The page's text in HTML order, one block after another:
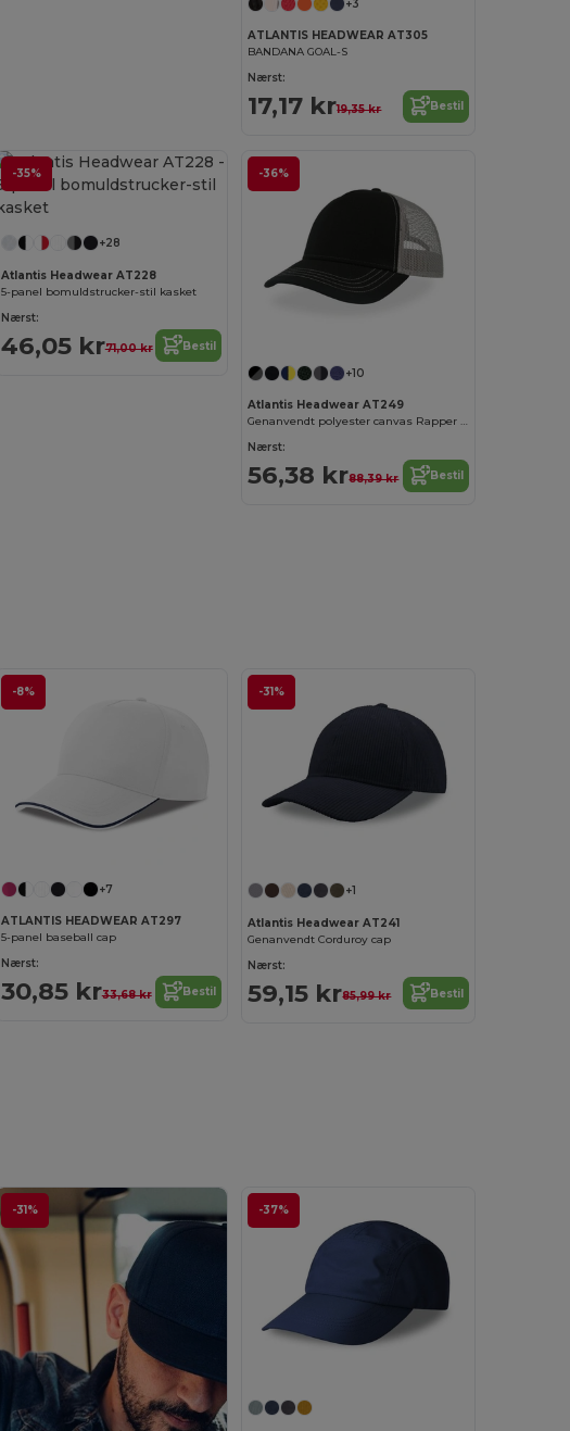
+3
ATLANTIS HEADWEAR AT305
BANDANA GOAL-S
Nærst:
17,17 kr19,35 kr Bestil
-35%
+28
Atlantis Headwear AT228
5-panel bomuldstrucker-stil kasket
Nærst:
46,05 kr71,00 kr Bestil
-36%
+10
Atlantis Headwear AT249
Genanvendt polyester canvas Rapper cap
Nærst:
56,38 kr88,39 kr Bestil
-8%
+7
ATLANTIS HEADWEAR AT297
5-panel baseball cap
Nærst:
30,85 kr33,68 kr Bestil
-31%
+1
Atlantis Headwear AT241
Genanvendt Corduroy cap
Nærst:
59,15 kr85,99 kr Bestil
-31% -37%